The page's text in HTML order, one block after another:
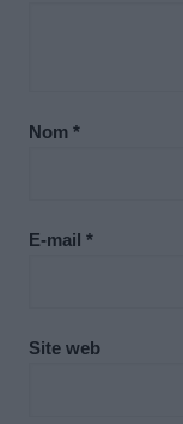
Nom *
E-mail *
Site web